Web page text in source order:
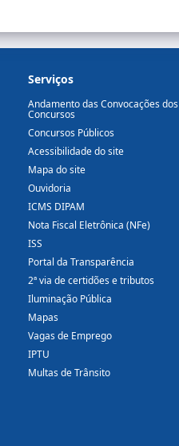
Serviços
Andamento das Convocações dos
Concursos
Concursos Públicos
Acessibilidade do site
Mapa do site
Ouvidoria
ICMS DIPAM
Nota Fiscal Eletrônica (NFe)
ISS
Portal da Transparência
2ª via de certidões e tributos
Iluminação Pública
Mapas
Vagas de Emprego
IPTU
Multas de Trânsito